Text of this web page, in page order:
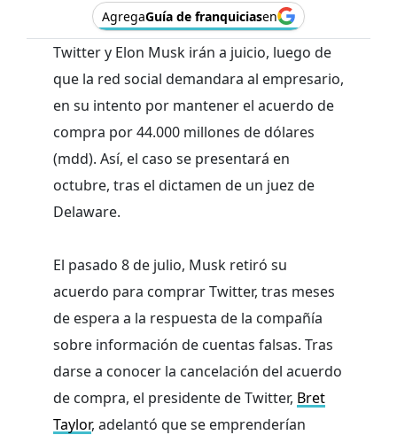
AgregaGuía de franquiciasen
Twitter y Elon Musk irán a juicio, luego de
que la red social demandara al empresario,
en su intento por mantener el acuerdo de
compra por 44.000 millones de dólares
(mdd). Así, el caso se presentará en
octubre, tras el dictamen de un juez de
Delaware.
El pasado 8 de julio, Musk retiró su
acuerdo para comprar Twitter, tras meses
de espera a la respuesta de la compañía
sobre información de cuentas falsas. Tras
darse a conocer la cancelación del acuerdo
de compra, el presidente de Twitter, Bret
Taylor, adelantó que se emprenderían